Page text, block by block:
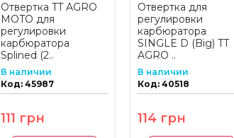
Отвертка TT AGRO
MOTO для
регулировки
карбюратора
Splined (2..
В наличии
Код: 45987
111 грн
Отвертка для
регулировки
карбюратора
SINGLE D (Big) TT
AGRO ..
В наличии
Код: 40518
114 грн